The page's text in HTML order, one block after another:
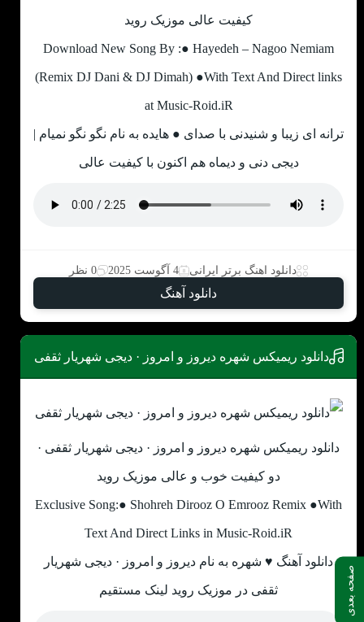
کیفیت عالی موزیک روید
Download New Song By :● Hayedeh – Nagoo Nemiam
(Remix DJ Dani & DJ Dimah) ●With Text And Direct links
at Music-Roid.iR
ترانه ای زیبا و شنیدنی با صدای ● هایده به نام نگو نگو نمیام |
دیجی دنی و دیماه هم اکنون با کیفیت عالی
دانلود اهنگ برتر ایرانی 4 آگوست 2025 0 نظر
دانلود آهنگ
دانلود ریمیکس شهره دیروز و امروز · دیجی شهریار ثقفی
دانلود ریمیکس شهره دیروز و امروز · دیجی شهریار ثقفی ·
دو کیفیت خوب و عالی موزیک روید
Exclusive Song:● Shohreh Dirooz O Emrooz Remix ●With
Text And Direct Links in Music-Roid.iR
دانلود آهنگ ♥ شهره به نام دیروز و امروز · دیجی شهریار
ثقفی در موزیک روید لینک مستقیم صفحه بعدی